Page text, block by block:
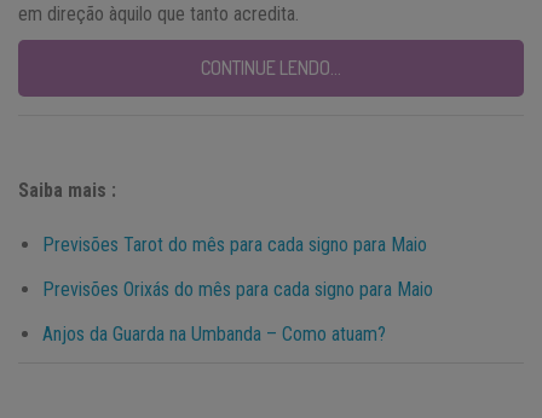
em direção àquilo que tanto acredita.
CONTINUE LENDO…
Saiba mais :
Previsões Tarot do mês para cada signo para Maio
Previsões Orixás do mês para cada signo para Maio
Anjos da Guarda na Umbanda – Como atuam?